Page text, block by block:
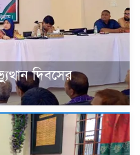
দিবসের